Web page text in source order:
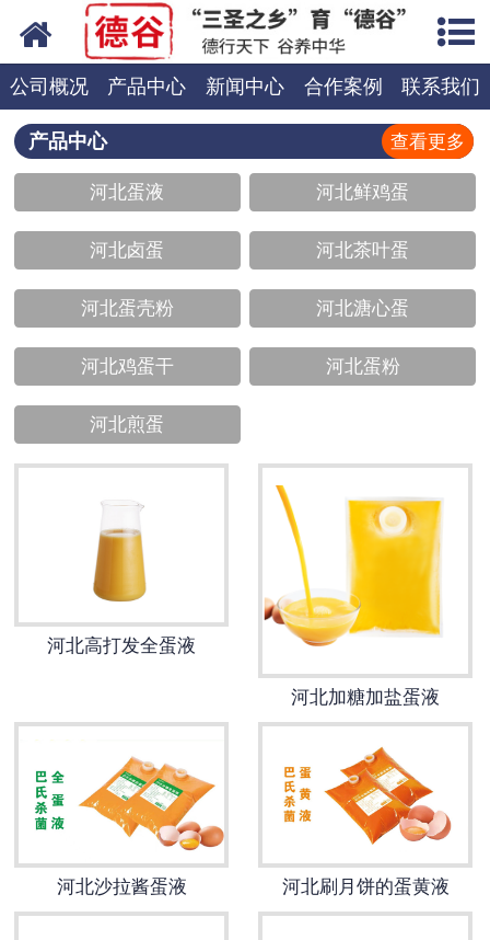
网站首页
蛋液
卤蛋
产品中心
新闻中心
走进德谷
联系我们
公司概况 产品中心 新闻中心 合作案例 联系我们
产品中心 查看更多
河北蛋液 河北鲜鸡蛋
河北卤蛋 河北茶叶蛋
河北蛋壳粉 河北溏心蛋
河北鸡蛋干 河北蛋粉
河北煎蛋
河北高打发全蛋液
河北加糖加盐蛋液
河北沙拉酱蛋液 河北刷月饼的蛋黄液